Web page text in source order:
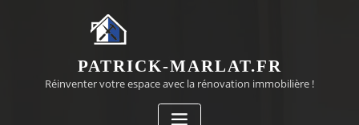
PATRICK-MARLAT.FR
Réinventer votre espace avec la rénovation immobilière !